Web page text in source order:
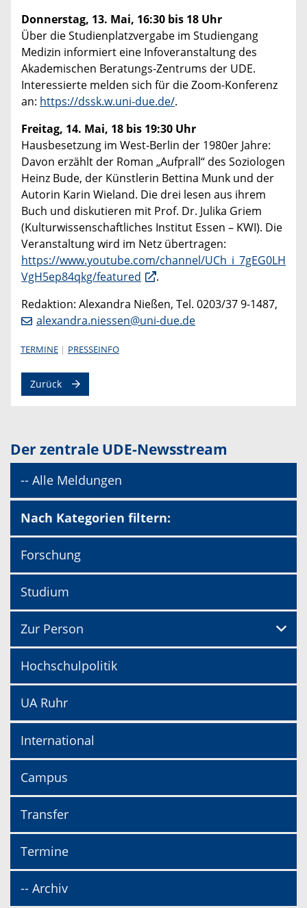
Donnerstag, 13. Mai, 16:30 bis 18 Uhr
Über die Studienplatzvergabe im Studiengang
Medizin informiert eine Infoveranstaltung des
Akademischen Beratungs-Zentrums der UDE.
Interessierte melden sich für die Zoom-Konferenz
an: https://dssk.w.uni-due.de/.
Freitag, 14. Mai, 18 bis 19:30 Uhr
Hausbesetzung im West-Berlin der 1980er Jahre:
Davon erzählt der Roman „Aufprall“ des Soziologen
Heinz Bude, der Künstlerin Bettina Munk und der
Autorin Karin Wieland. Die drei lesen aus ihrem
Buch und diskutieren mit Prof. Dr. Julika Griem
(Kulturwissenschaftliches Institut Essen – KWI). Die
Veranstaltung wird im Netz übertragen:
https://www.youtube.com/channel/UCh_i_7gEG0LH
VgH5ep84qkg/featured
.
Redaktion: Alexandra Nießen, Tel. 0203/37 9-1487,
alexandra.niessen@uni-due.de
TERMINE PRESSEINFO
Zurück
Der zentrale UDE-Newsstream
-- Alle Meldungen
Nach Kategorien filtern:
Forschung
Studium
Zur Person
Hochschulpolitik
UA Ruhr
International
Campus
Transfer
Termine
-- Archiv